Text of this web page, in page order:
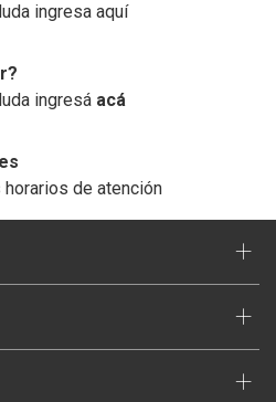
ingresa aquí
ingresá acá
de atención
+
+
+